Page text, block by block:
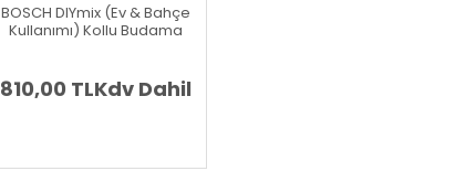
BOSCH DIYmix (Ev & Bahçe
Kullanımı) Kollu Budama
810,00 TLKdv Dahil